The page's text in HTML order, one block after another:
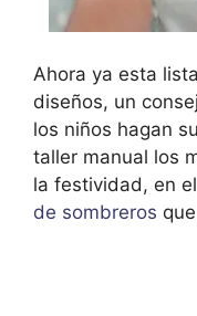
Ahora ya esta
diseños, un
los niños hagan
taller manual los
la festividad, en
de sombreros